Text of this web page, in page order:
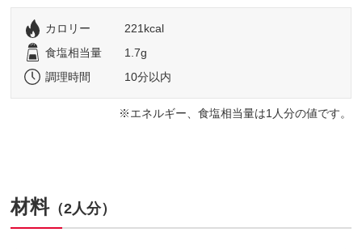
カロリー
221kcal
食塩相当量
1.7g
調理時間
10分以内
エネルギー、食塩相当量は1人分の値です。
材料（2人分）